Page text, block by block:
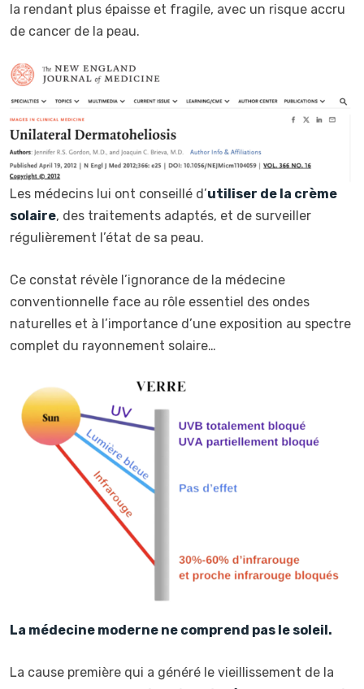
la rendant plus épaisse et fragile, avec un risque accru
de cancer de la peau.
Les médecins lui ont conseillé d’utiliser de la crème
solaire, des traitements adaptés, et de surveiller
régulièrement l’état de sa peau.
Ce constat révèle l’ignorance de la médecine
conventionnelle face au rôle essentiel des ondes
naturelles et à l’importance d’une exposition au spectre
complet du rayonnement solaire…
La médecine moderne ne comprend pas le soleil.
La cause première qui a généré le vieillissement de la